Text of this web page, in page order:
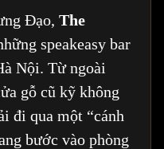
Đạo, The
speakeasy bar
Nội. Từ ngoài
gỗ cũ kỹ không
đi qua một “cánh
bước vào phòng